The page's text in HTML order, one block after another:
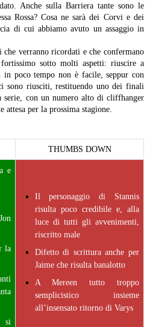
Anche sulla Barriera tante sono le
Rossa? Cosa ne sarà dei Corvi e dei
di cui abbiamo avuto un assaggio in
verranno ricordati e che confermano
sotto molti aspetti: riuscire a
poco tempo non è facile, seppur con
sono riusciti, restituendo uno dei finali
serie, con un numero alto di cliffhanger
attesa per la prossima stagione.
THUMBS DOWN
e
la
si
Il personaggio di Stannis
risulta poco credibile e, alla
luce di tutti gli avvenimenti,
riscritto male
Difetto di scrittura anche per
Jaime che risulta banalotto
A Mereen tutto troppo
semplicistico insieme
all’insensato ritorno di Varys